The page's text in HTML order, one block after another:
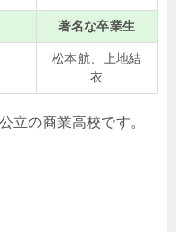
著名な卒業生
松本航、上地結
衣
立の商業高校です。